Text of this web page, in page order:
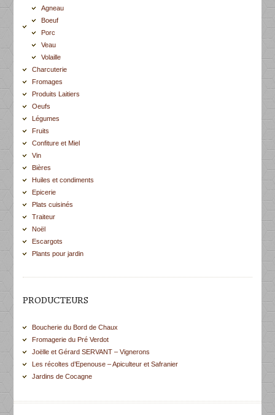
Agneau
Boeuf
Porc
Veau
Volaille
Charcuterie
Fromages
Produits Laitiers
Oeufs
Légumes
Fruits
Confiture et Miel
Vin
Bières
Huiles et condiments
Epicerie
Plats cuisinés
Traiteur
Noël
Escargots
Plants pour jardin
PRODUCTEURS
Boucherie du Bord de Chaux
Fromagerie du Pré Verdot
Joëlle et Gérard SERVANT – Vignerons
Les récoltes d’Epenouse – Apiculteur et Safranier
Jardins de Cocagne